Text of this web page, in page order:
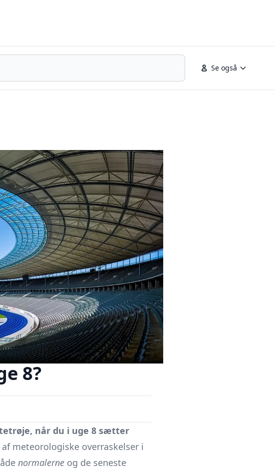
Se også
8?
når du i uge 8 sætter
meteorologiske overraskelser i
normalerne og de seneste